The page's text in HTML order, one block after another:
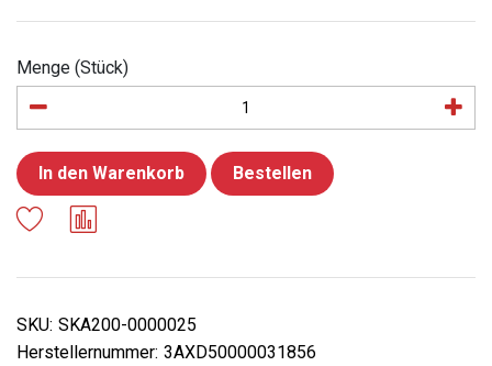
Menge (Stück)
In den Warenkorb Bestellen
SKU: SKA200-0000025
Herstellernummer: 3AXD50000031856